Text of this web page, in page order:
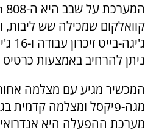
המערכת על שבב היא ה-808
ניתן להרחיב באמצעות כרטיס
מערכת ההפעלה היא